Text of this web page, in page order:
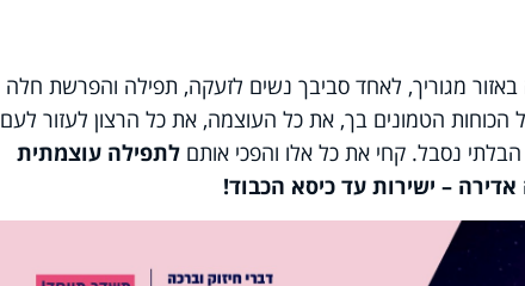
מגוריך, לאחד סביבך נשים לזעקה, תפילה והפרשת חלה
הטמונים בך, את כל העוצמה, את כל הרצון לעזור לעם
נסבל. קחי את כל אלו והפכי אותם לתפילה עוצמתית
– ישירות עד כיסא הכבוד!